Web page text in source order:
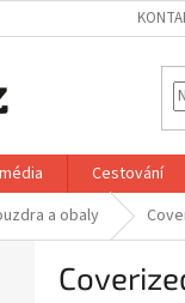
Cestování
a obaly